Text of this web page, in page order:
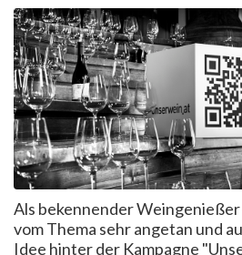
Als bekennender
vom Thema sehr angetan und
Idee hinter der Kampagne